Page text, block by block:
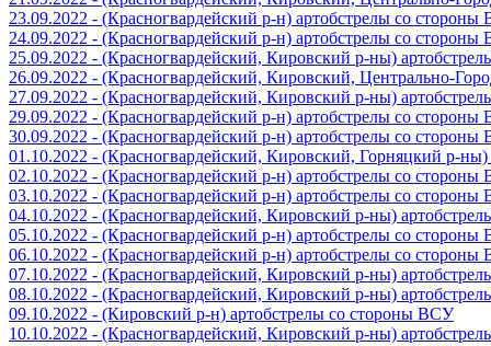
23.09.2022 - (Красногвардейский р-н) артобстрелы со
24.09.2022 - (Красногвардейский р-н) артобстрелы со
25.09.2022 - (Красногвардейский, Кировский р-ны)
26.09.2022 - (Красногвардейский, Кировский, Центрально-
27.09.2022 - (Красногвардейский, Кировский р-ны)
29.09.2022 - (Красногвардейский р-н) артобстрелы со
30.09.2022 - (Красногвардейский р-н) артобстрелы со
01.10.2022 - (Красногвардейский, Кировский, Горняцкий р-
02.10.2022 - (Красногвардейский р-н) артобстрелы со
03.10.2022 - (Красногвардейский р-н) артобстрелы со
04.10.2022 - (Красногвардейский, Кировский р-ны)
05.10.2022 - (Красногвардейский р-н) артобстрелы со
06.10.2022 - (Красногвардейский р-н) артобстрелы со
07.10.2022 - (Красногвардейский, Кировский р-ны)
08.10.2022 - (Красногвардейский, Кировский р-ны)
09.10.2022 - (Кировский р-н) артобстрелы со стороны ВСУ
10.10.2022 - (Красногвардейский, Кировский р-ны)